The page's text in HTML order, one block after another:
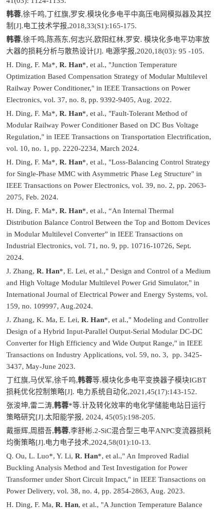
韩蓉,徐千鸣,丁红旗,罗安.模块化多电平中高压电网模拟器及其控
制[J].电工技术学报,2018,33(S1):165-175.
韩蓉,徐千鸣,陈燕东,何志兴,欧阳红林,罗安. 模块化多电平功率放
大器的损耗分析与散热设计[J]. 电源学报,2020,18(03): 95 -105.
H. Ding, F. Ma*,R. Han*, et al., "Junction Temperature
Optimization Based Compensation Strategy of Modular Multilevel
Railway Power Conditioner," in IEEE Transactions on Power
Electronics, vol. 37, no. 8, pp. 9392-9405, Aug. 2022.
H. Ding, F. Ma*,R. Han*, et al., "Fault-Tolerant Method of
Modular Railway Power Conditioner Based on DC Bus Voltage
Regulation," in IEEE Transactions on Transportation Electrification,
vol. 10, no. 1, pp. 2220-2234, March 2024.
H. Ding, F. Ma*,R. Han*, et al., "Loss-Balancing Control Strategy
for Single-Phase MMC with Asymmetric Phase Leg Structure" in
IEEE Transactions on Power Electronics, vol. 39, no. 2, pp. 2063-
2075, Feb. 2024.
H. Ding, F. Ma*,R. Han*, et al., “An Internal Thermal
Distribution Balance Control Between the Top and Bottom Devices
in Modular Multilevel Converter” in IEEE Transactions on
Industrial Electronics, vol. 71, no. 9, pp. 10716-10726, Sept.
2024.
J. Zhang,R. Han*, E. Lei, et al.," Design and Control of a Medium
and High Voltage Modular Multilevel Power Grid Simulator," in
International Journal of Electrical Power and Energy Systems, vol.
159, no. 109997, Aug.2024.
J. Zhang, K. Ma, E. Lei,R. Han*, et al.," Modeling and Controller
Design of a Hybrid Input-Parallel Output-Serial Modular DC-DC
Converter for High Efficiency and Wide Output Range," in IEEE
Transactions on Industry Applications, vol. 59, no. 3, pp. 3425-
3437, May-June 2023.
丁红旗,马伏军,徐千鸣,韩蓉等.模块化多电平变换器子模块IGBT
损耗优化控制策略[J]. 电力系统自动化,2021,45(17):143-152.
张浚坤,雷二涛,韩蓉*等.计及转化效率的电化学储能电站日运行
策略研究[J].太阳能学报, 2024, 45(05):198-205.
戴振辉,周腊吾,韩蓉,李舒彬.2-SiC混合型三电平ANPC变流器损耗
均衡策略[J].电力电子技术,2024,58(01):10-13.
Q. Ou, L. Luo*, Y. Li,R. Han*, et al.," An Improved Radial
Buckling Analysis Method and Test Investigation for Power
Transformer under Short Circuit Impact," in IEEE Transactions on
Power Delivery, vol. 38, no. 4, pp. 2854-2863, Aug. 2023.
H. Ding, F. Ma,R. Han, et al., "A Junction Temperature Balance